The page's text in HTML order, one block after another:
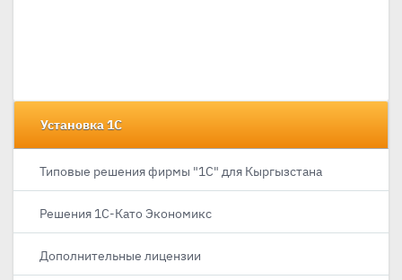
Установка 1С
Типовые решения фирмы "1С" для Кыргызстана
Решения 1С-Като Экономикс
Дополнительные лицензии